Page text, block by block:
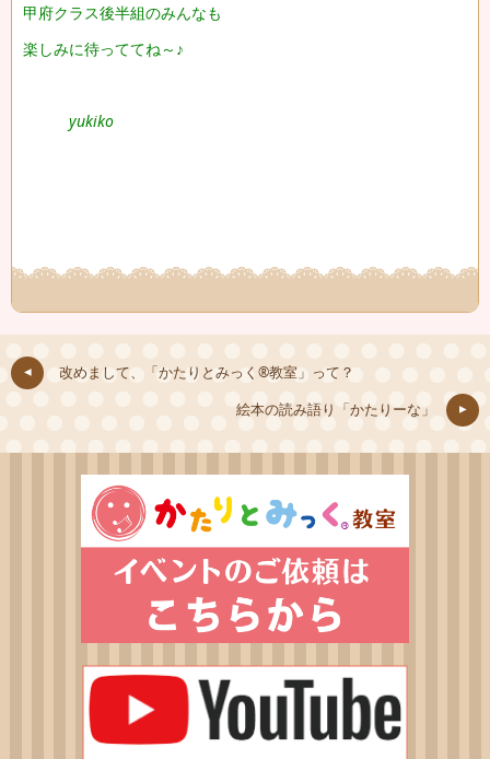
甲府クラス後半組のみんなも
楽しみに待っててね～♪
yukiko
改めまして、「かたりとみっく®教室」って？
絵本の読み語り「かたりーな」